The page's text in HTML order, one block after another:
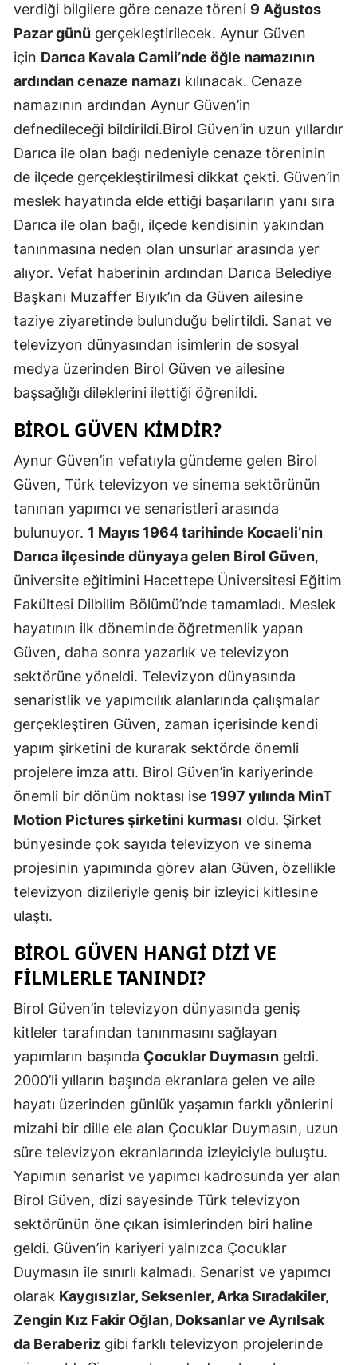
verdiği bilgilere göre cenaze töreni 9 Ağustos
Pazar günü gerçekleştirilecek. Aynur Güven
için Darıca Kavala Camii’nde öğle namazının
ardından cenaze namazı kılınacak. Cenaze
namazının ardından Aynur Güven’in
defnedileceği bildirildi.Birol Güven’in uzun yıllardır
Darıca ile olan bağı nedeniyle cenaze töreninin
de ilçede gerçekleştirilmesi dikkat çekti. Güven’in
meslek hayatında elde ettiği başarıların yanı sıra
Darıca ile olan bağı, ilçede kendisinin yakından
tanınmasına neden olan unsurlar arasında yer
alıyor. Vefat haberinin ardından Darıca Belediye
Başkanı Muzaffer Bıyık’ın da Güven ailesine
taziye ziyaretinde bulunduğu belirtildi. Sanat ve
televizyon dünyasından isimlerin de sosyal
medya üzerinden Birol Güven ve ailesine
başsağlığı dileklerini ilettiği öğrenildi.
BİROL GÜVEN KİMDİR?
Aynur Güven’in vefatıyla gündeme gelen Birol
Güven, Türk televizyon ve sinema sektörünün
tanınan yapımcı ve senaristleri arasında
bulunuyor. 1 Mayıs 1964 tarihinde Kocaeli’nin
Darıca ilçesinde dünyaya gelen Birol Güven,
üniversite eğitimini Hacettepe Üniversitesi Eğitim
Fakültesi Dilbilim Bölümü’nde tamamladı. Meslek
hayatının ilk döneminde öğretmenlik yapan
Güven, daha sonra yazarlık ve televizyon
sektörüne yöneldi. Televizyon dünyasında
senaristlik ve yapımcılık alanlarında çalışmalar
gerçekleştiren Güven, zaman içerisinde kendi
yapım şirketini de kurarak sektörde önemli
projelere imza attı. Birol Güven’in kariyerinde
önemli bir dönüm noktası ise 1997 yılında MinT
Motion Pictures şirketini kurması oldu. Şirket
bünyesinde çok sayıda televizyon ve sinema
projesinin yapımında görev alan Güven, özellikle
televizyon dizileriyle geniş bir izleyici kitlesine
ulaştı.
BİROL GÜVEN HANGİ DİZİ VE
FİLMLERLE TANINDI?
Birol Güven’in televizyon dünyasında geniş
kitleler tarafından tanınmasını sağlayan
yapımların başında Çocuklar Duymasın geldi.
2000’li yılların başında ekranlara gelen ve aile
hayatı üzerinden günlük yaşamın farklı yönlerini
mizahi bir dille ele alan Çocuklar Duymasın, uzun
süre televizyon ekranlarında izleyiciyle buluştu.
Yapımın senarist ve yapımcı kadrosunda yer alan
Birol Güven, dizi sayesinde Türk televizyon
sektörünün öne çıkan isimlerinden biri haline
geldi. Güven’in kariyeri yalnızca Çocuklar
Duymasın ile sınırlı kalmadı. Senarist ve yapımcı
olarak Kaygısızlar, Seksenler, Arka Sıradakiler,
Zengin Kız Fakir Oğlan, Doksanlar ve Ayrılsak
da Beraberiz gibi farklı televizyon projelerinde